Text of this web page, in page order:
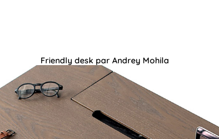
Friendly desk par Andrey Mohila